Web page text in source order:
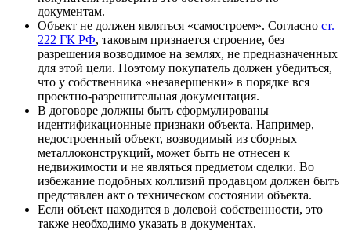
документам.
Объект не должен являться «самостроем». Согласно ст.
222 ГК РФ, таковым признается строение, без
разрешения возводимое на землях, не предназначенных
для этой цели. Поэтому покупатель должен убедиться,
что у собственника «незавершенки» в порядке вся
проектно-разрешительная документация.
В договоре должны быть сформулированы
идентификационные признаки объекта. Например,
недостроенный объект, возводимый из сборных
металлоконструкций, может быть не отнесен к
недвижимости и не являться предметом сделки. Во
избежание подобных коллизий продавцом должен быть
представлен акт о техническом состоянии объекта.
Если объект находится в долевой собственности, это
также необходимо указать в документах.